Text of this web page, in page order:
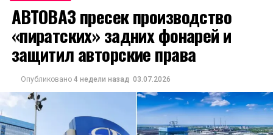
АВТОВАЗ пресек производство
«пиратских» задних фонарей и
защитил авторские права
Опубликовано 4 недели назад 03.07.2026